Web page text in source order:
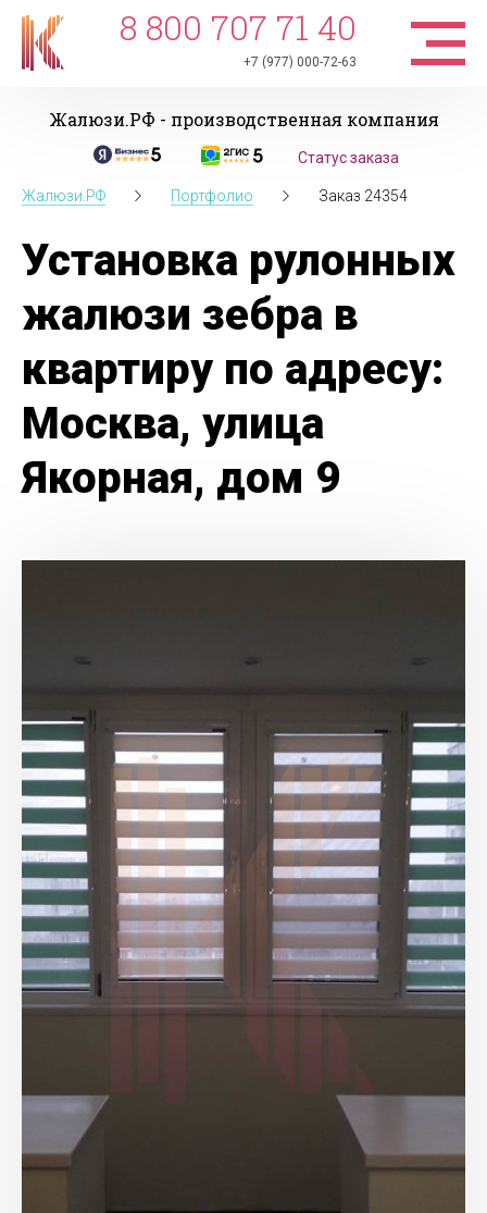
8 800 707 71 40
+7 (977) 000-72-63
Жалюзи.РФ - производственная компания
Статус заказа
Жалюзи.РФ Портфолио Заказ 24354
Установка рулонных
жалюзи зебра в
квартиру по адресу:
Москва, улица
Якорная, дом 9